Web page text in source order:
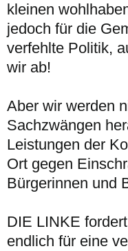
kleinen
jedoch für die
verfehlte Politik,
wir ab!
Aber wir werden
Sachzwängen
Leistungen der
Ort gegen
Bürgerinnen und
DIE LINKE
endlich für eine